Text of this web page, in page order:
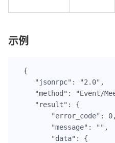
示例
{
    "jsonrpc": "2.0",
"method": "Event/
    "result": {
        "error_code": 0,
        "message": "",
        "data": {